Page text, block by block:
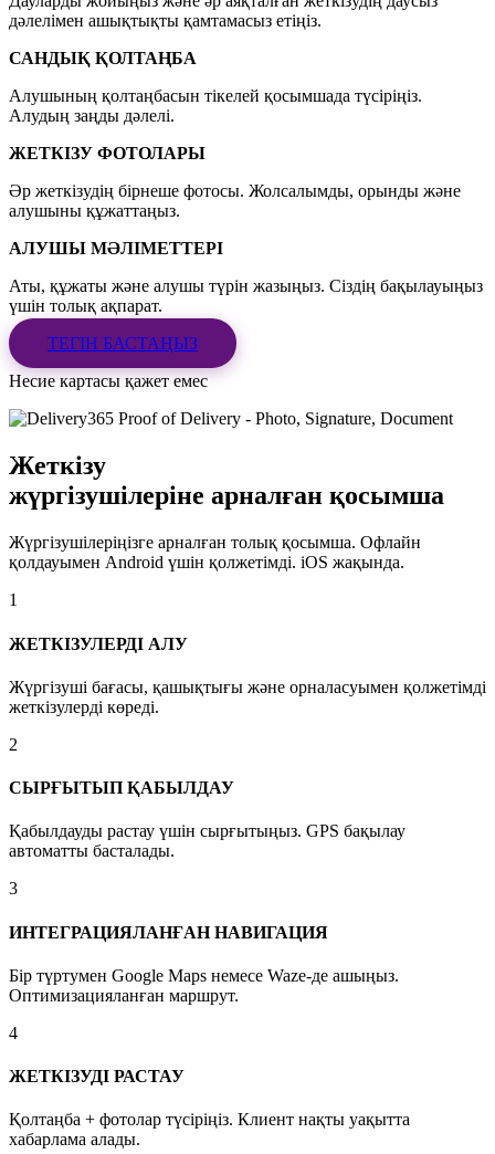
дәлелімен ашықтықты қамтамасыз етіңіз.
САНДЫҚ ҚОЛТАҢБА
Алушының қолтаңбасын тікелей қосымшада түсіріңіз.
Алудың заңды дәлелі.
ЖЕТКІЗУ ФОТОЛАРЫ
Әр жеткізудің бірнеше фотосы. Жолсалымды, орынды және
алушыны құжаттаңыз.
АЛУШЫ МӘЛІМЕТТЕРІ
Аты, құжаты және алушы түрін жазыңыз. Сіздің бақылауыңыз
үшін толық ақпарат.
ТЕГІН БАСТАҢЫЗ
Несие картасы қажет емес
Жеткізу
жүргізушілеріне арналған қосымша
Жүргізушілеріңізге арналған толық қосымша. Офлайн
қолдауымен Android үшін қолжетімді. iOS жақында.
1
ЖЕТКІЗУЛЕРДІ АЛУ
Жүргізуші бағасы, қашықтығы және орналасуымен қолжетімді
жеткізулерді көреді.
2
СЫРҒЫТЫП ҚАБЫЛДАУ
Қабылдауды растау үшін сырғытыңыз. GPS бақылау
автоматты басталады.
3
ИНТЕГРАЦИЯЛАНҒАН НАВИГАЦИЯ
Бір түртумен Google Maps немесе Waze-де ашыңыз.
Оптимизацияланған маршрут.
4
ЖЕТКІЗУДІ РАСТАУ
Қолтаңба + фотолар түсіріңіз. Клиент нақты уақытта
хабарлама алады.